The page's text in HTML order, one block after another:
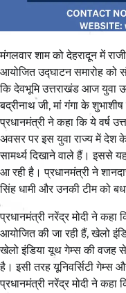
मंगलवार शाम को देहरादून में
आयोजित उद्घाटन समारोह को
कि देवभूमि उत्तराखंड आज युवा
बद्रीनाथ जी, मां गंगा के
प्रधानमंत्री ने कहा कि ये वर्ष
अवसर पर इस युवा राज्य में देश
सामर्थ्य दिखाने वाले हैं। इससे
आ रही है। प्रधानमंत्री ने
सिंह धामी और उनकी टीम को
प्रधानमंत्री नरेंद्र मोदी ने
आयोजित की जा रही हैं, खेलो
खेलो इंडिया यूथ गेम्स की वजह से
है। इसी तरह यूनिवर्सिटी गेम्स
प्रधानमंत्री नरेंद्र मोदी ने